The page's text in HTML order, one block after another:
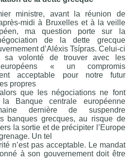
ministre, avant la réunion de
midi à Bruxelles et à la veille
ma question porte sur la
de la dette grecque
d’Aléxis Tsípras. Celui-ci
sa volonté de trouver avec les
européens « un compromis
acceptable pour notre futur
propres
que les négociations ne font
Banque centrale européenne
dernière de suspendre
banques grecques, au risque de
la sortie et de précipiter l’Europe
Un tel
n’est pas acceptable. Le mandat
à son gouvernement doit être